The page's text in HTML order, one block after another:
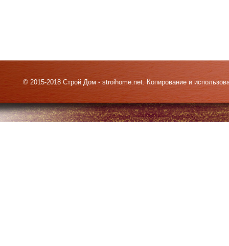
© 2015-2018 Строй Дом - stroihome.net. Копирование и